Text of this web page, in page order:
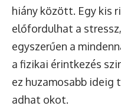
hiány között. Egy kis
előfordulhat a
egyszerűen a
a fizikai érintkezés
ez huzamosabb ideig
adhat okot.